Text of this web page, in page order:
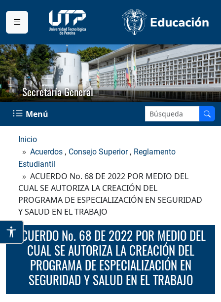
Secretaría General
Menú Buscar en el sitio:
Inicio
Acuerdos , Consejo Superior, Reglamento
Estudiantil
ACUERDO No. 68 DE 2022 POR MEDIO DEL
CUAL SE AUTORIZA LA CREACIÓN DEL
PROGRAMA DE ESPECIALIZACIÓN EN SEGURIDAD
Y SALUD EN EL TRABAJO
ACUERDO No. 68 DE 2022 POR MEDIO DEL
CUAL SE AUTORIZA LA CREACIÓN DEL
PROGRAMA DE ESPECIALIZACIÓN EN
SEGURIDAD Y SALUD EN EL TRABAJO